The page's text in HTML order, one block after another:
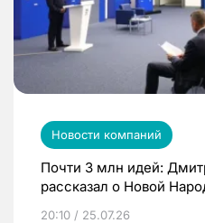
Новости компаний
Почти 3 млн идей:
рассказал о Новой
20:10 / 25.07.26